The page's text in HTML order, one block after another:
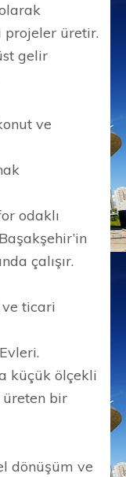
üretir.
gelir
ve
odaklı
çalışır.
ve ticari
küçük ölçekli
bir
dönüşüm ve